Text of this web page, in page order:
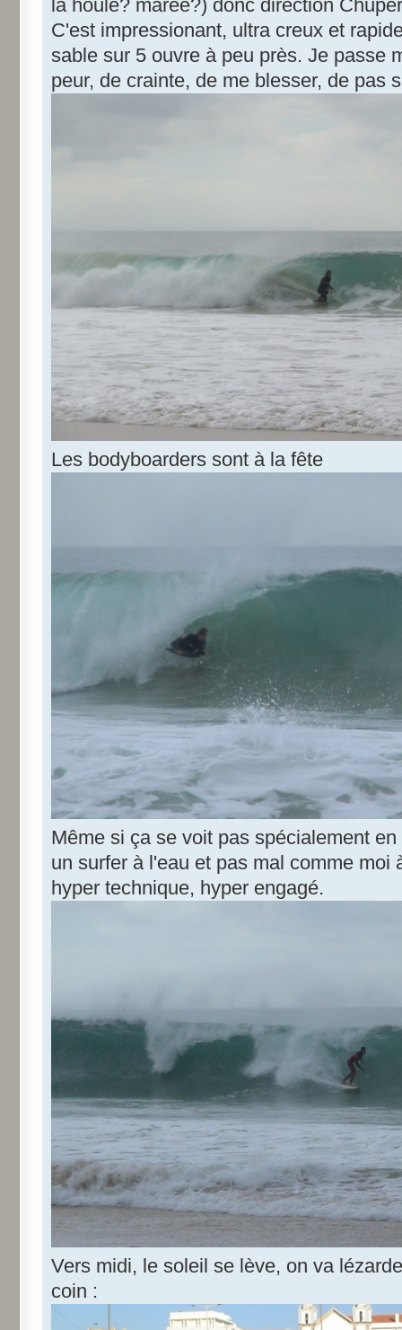
la houle? marée?) donc direction
C'est impressionant, ultra creux et
sable sur 5 ouvre à peu près. Je passe
peur, de crainte, de me blesser, de pas
Les bodyboarders sont à la fête
Même si ça se voit pas spécialement
un surfer à l'eau et pas mal comme moi
hyper technique, hyper engagé.
Vers midi, le soleil se lève, on va
coin :